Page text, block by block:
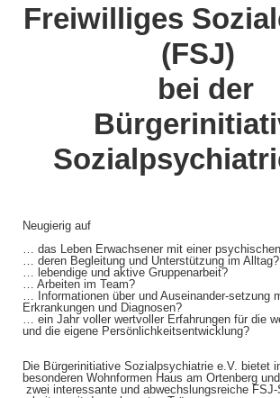
Freiwilliges
(FSJ)
bei der
Neugierig auf
… das Leben Erwachsener mit einer
… deren Begleitung und Unterstützung im Alltag?
… lebendige und aktive Gruppenarbeit?
… Arbeiten im Team?
… Informationen über und Auseinander-setzung
Erkrankungen und Diagnosen?
… ein Jahr voller wertvoller Erfahrungen für die
und die eigene Persönlichkeitsentwicklung?
Die Bürgerinitiative Sozialpsychiatrie e.V. bietet
besonderen Wohnformen Haus am Ortenberg
zwei interessante und abwechslungsreiche